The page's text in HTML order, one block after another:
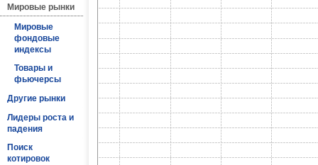
Мировые рынки
Мировые
фондовые
индексы
Товары и
фьючерсы
Другие рынки
Лидеры роста и
падения
Поиск
котировок